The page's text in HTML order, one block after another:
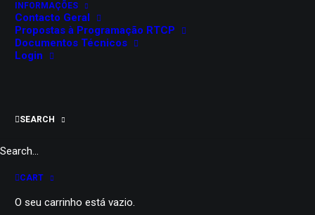
INFORMAÇÕES
Contacto Geral
Propostas à Programação RTCP
Documentos Técnicos
Login
SEARCH
CART
O seu carrinho está vazio.
A partir de “As intermitências da morte” de